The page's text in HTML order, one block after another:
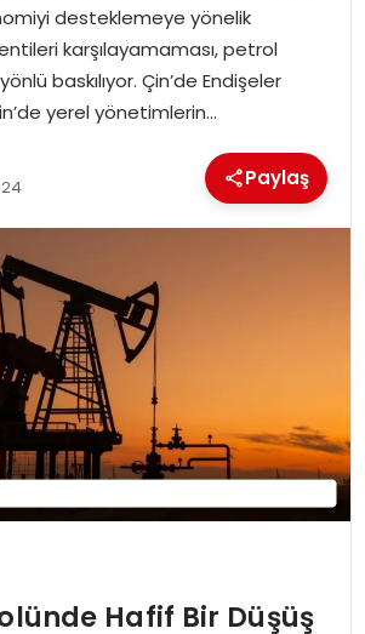
desteklemeye yönelik
karşılayamaması, petrol
baskılıyor. Çin’de Endişeler
yerel yönetimlerin…
Paylaş
Hafif Bir Düşüş